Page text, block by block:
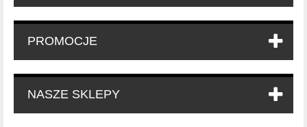
PROMOCJE
NASZE SKLEPY